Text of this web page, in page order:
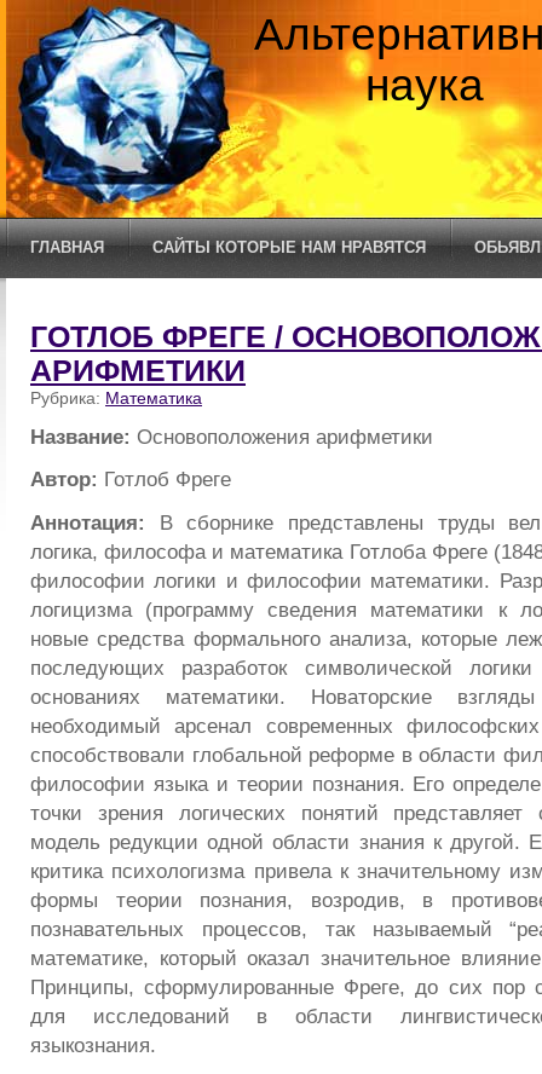
наука
ГЛАВНАЯ САЙТЫ КОТОРЫЕ НАМ НРАВЯТСЯ
ГОТЛОБ ФРЕГЕ /
АРИФМЕТИКИ
Рубрика: Математика
Название: Основоположения арифметики
Автор: Готлоб Фреге
Аннотация: В сборнике представлены труды
логика, философа и математика Готлоба Фреге
философии логики и философии математики.
логицизма (программу сведения математики к
новые средства формального анализа, которые
последующих разработок символической
основаниях математики. Новаторские
необходимый арсенал современных
способствовали глобальной реформе в области
философии языка и теории познания. Его
точки зрения логических понятий представляет
модель редукции одной области знания к другой.
критика психологизма привела к значительному
формы теории познания, возродив, в
познавательных процессов, так называемый
математике, который оказал значительное
Принципы, сформулированные Фреге, до сих пор
для исследований в области
языкознания.